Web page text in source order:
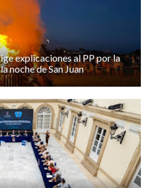
explicaciones al PP por la
noche de San Juan